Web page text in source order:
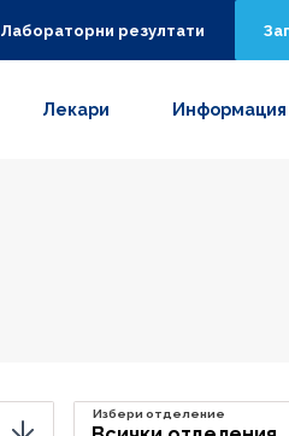
Лабораторни резултати
Лекари Информация
Избери отделение